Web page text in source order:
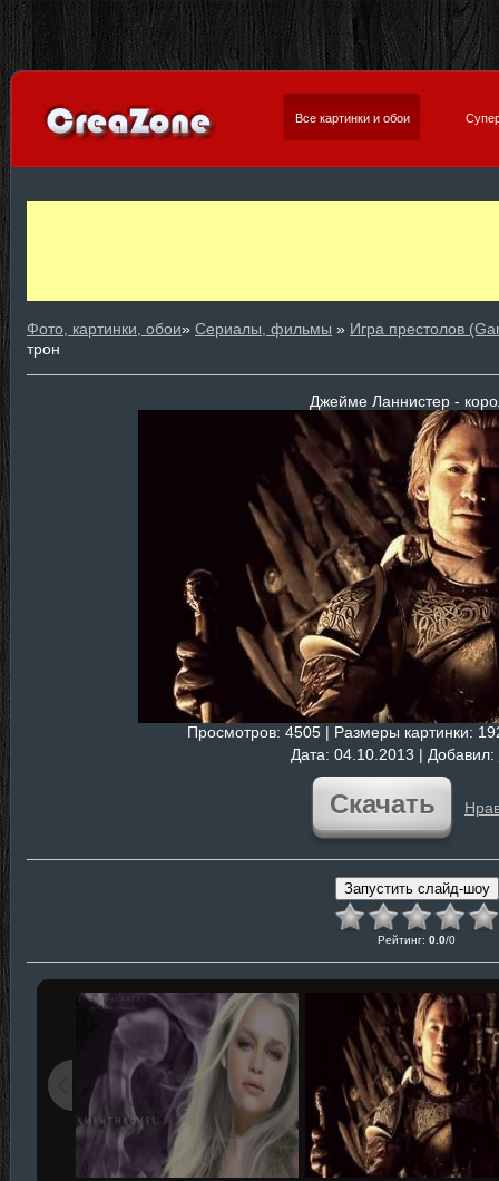
Все картинки и обои
Фото, картинки, обои» Сериалы, фильмы » Игра престолов
трон
Джейме Ланнистер -
Просмотров: 4505 | Размеры картинки:
Дата: 04.10.2013 | Добавил:
Скачать
Рейтинг: 0.0/0